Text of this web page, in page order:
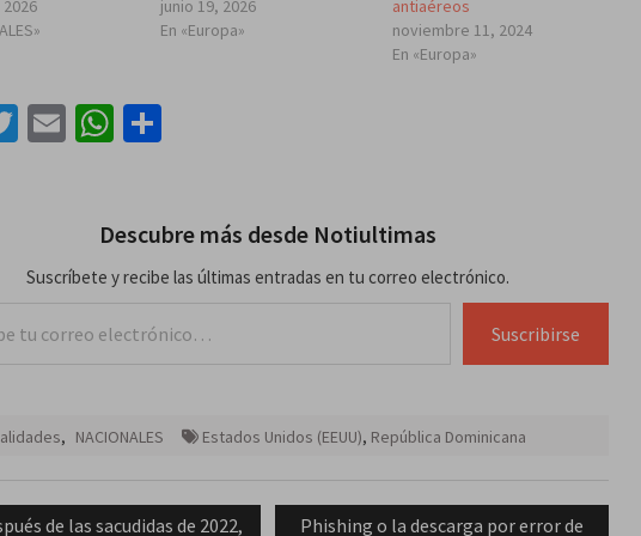
junio 19, 2026
En «Europa»
antiaéreos
noviembre 11, 2024
En «Europa»
Twitter
EmailWhatsApp
Descubre más desde Notiultimas
Suscríbete y recibe las últimas entradas en tu correo electrónico.
Suscribirse
, NACIONALES Estados Unidos (EEUU), República Dominicana
de las sacudidas de 2022, Next
Phishing o la descarga por error de